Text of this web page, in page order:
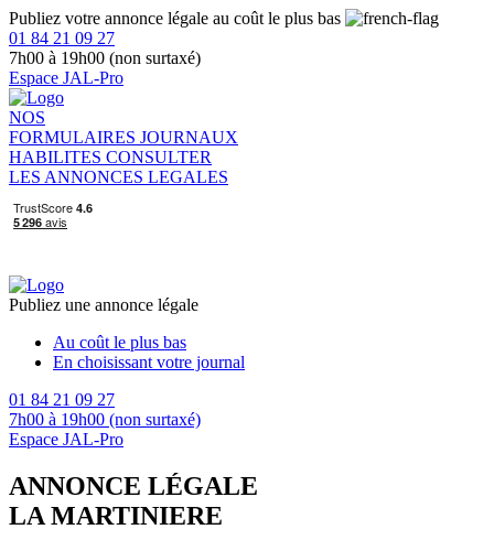
Publiez votre annonce légale au coût le plus bas
01 84 21 09 27
7h00 à 19h00 (non surtaxé)
Espace JAL-Pro
NOS
FORMULAIRES JOURNAUX
HABILITES CONSULTER
LES ANNONCES LEGALES
Publiez une annonce légale
Au coût le plus bas
En choisissant votre journal
01 84 21 09 27
7h00 à 19h00 (non surtaxé)
Espace JAL-Pro
ANNONCE LÉGALE
LA MARTINIERE